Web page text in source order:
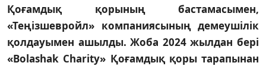
Қоғамдық қорының бастамасымен,
«Теңізшевройл» компаниясының демеушілік
қолдауымен ашылды. Жоба 2024 жылдан бері
«Bolashak Charity» Қоғамдық қоры тарапынан